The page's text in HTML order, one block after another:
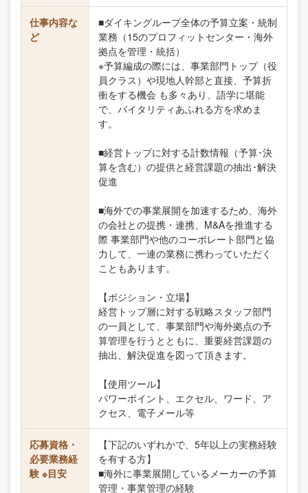
仕事内容な
ど
■ダイキングループ全体の予算立案・統制
業務（15のプロフィットセンター・海外
拠点を管理・統括）
※予算編成の際には、事業部門トップ（役
員クラス）や現地人幹部と直接、予算折
衝をする機会 も多々あり、語学に堪能
で、バイタリティあふれる方を求めま
す。
■経営トップに対する計数情報（予算･決
算を含む）の提供と経営課題の抽出･解決
促進
■海外での事業展開を加速するため、海外
の会社との提携・連携、M&Aを推進する
際 事業部門や他のコーポレート部門と協
力して、一連の業務に携わっていただく
こともあります。
【ポジション・立場】
経営トップ層に対する戦略スタッフ部門
の一員として、事業部門や海外拠点の予
算管理を行うとともに、重要経営課題の
抽出、解決促進を図って頂きます。
【使用ツール】
パワーポイント、エクセル、ワード、ア
クセス、電子メール等
応募資格・
必要業務経
験 ※目安
【下記のいずれかで、5年以上の実務経験
を有する方】
■海外に事業展開しているメーカーの予算
管理・事業管理の経験